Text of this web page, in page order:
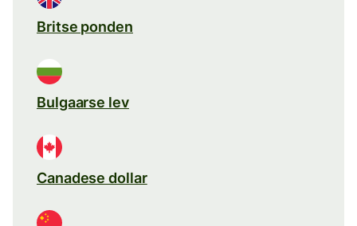
Britse ponden
Bulgaarse lev
Canadese dollar